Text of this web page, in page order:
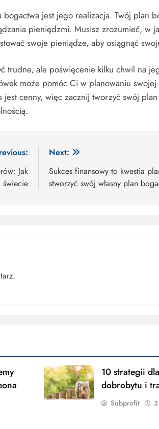
jest jego realizacja. Twój plan
pieniędzmi. Musisz zrozumieć, w
swoje pieniądze, aby osiągnąć
trudne, ale poświęcenie kilku chwil na
może pomóc Ci w planowaniu
cenny, więc zacznij tworzyć swój
Jak
świecie
Next:
Sukces finansowy to kwestia
stworzyć swój własny plan
10 strategii
dobrobytu i
Subprofit